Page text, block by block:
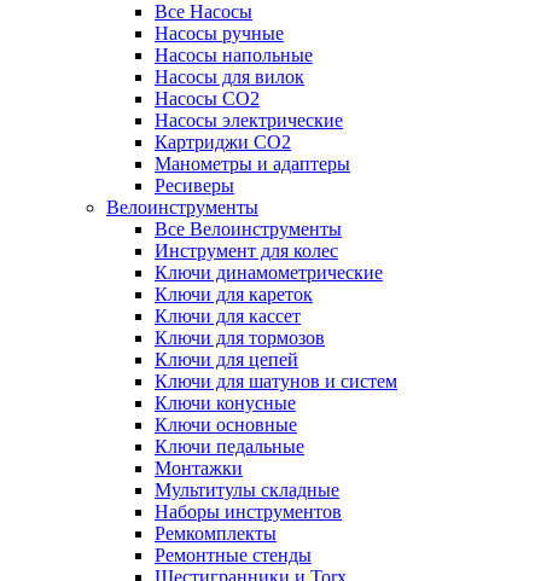
Все Насосы
Насосы ручные
Насосы напольные
Насосы для вилок
Насосы CO2
Насосы электрические
Картриджи CO2
Манометры и адаптеры
Ресиверы
Велоинструменты
Все Велоинструменты
Инструмент для колес
Ключи динамометрические
Ключи для кареток
Ключи для кассет
Ключи для тормозов
Ключи для цепей
Ключи для шатунов и систем
Ключи конусные
Ключи основные
Ключи педальные
Монтажки
Мультитулы складные
Наборы инструментов
Ремкомплекты
Ремонтные стенды
Шестигранники и Torx